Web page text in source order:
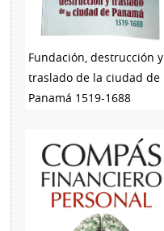
Fundación, destrucción y
traslado de la ciudad de
Panamá 1519-1688